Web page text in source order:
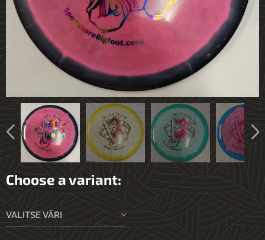
Choose a variant:
VALITSE VÄRI